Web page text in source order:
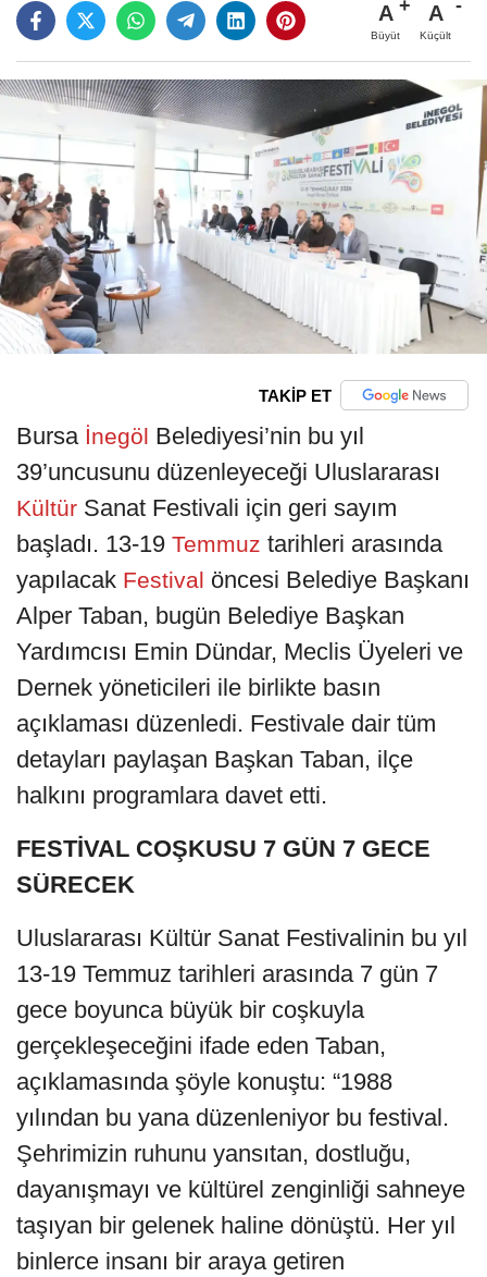
A
Büyüt
A
Küçült
TAKİP ET
Bursa İnegöl Belediyesi’nin bu yıl
39’uncusunu düzenleyeceği Uluslararası
Kültür Sanat Festivali için geri sayım
başladı. 13-19 Temmuz tarihleri arasında
yapılacak Festival öncesi Belediye Başkanı
Alper Taban, bugün Belediye Başkan
Yardımcısı Emin Dündar, Meclis Üyeleri ve
Dernek yöneticileri ile birlikte basın
açıklaması düzenledi. Festivale dair tüm
detayları paylaşan Başkan Taban, ilçe
halkını programlara davet etti.
FESTİVAL COŞKUSU 7 GÜN 7 GECE
SÜRECEK
Uluslararası Kültür Sanat Festivalinin bu yıl
13-19 Temmuz tarihleri arasında 7 gün 7
gece boyunca büyük bir coşkuyla
gerçekleşeceğini ifade eden Taban,
açıklamasında şöyle konuştu: “1988
yılından bu yana düzenleniyor bu festival.
Şehrimizin ruhunu yansıtan, dostluğu,
dayanışmayı ve kültürel zenginliği sahneye
taşıyan bir gelenek haline dönüştü. Her yıl
binlerce insanı bir araya getiren